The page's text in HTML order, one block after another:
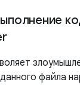
файла